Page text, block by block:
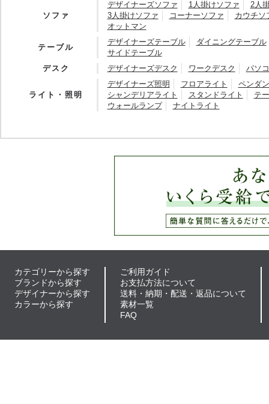
ソファ
デザイナーズソファ 1人掛けソファ
2人
3人掛けソファ
コーナーソファ
カウチソ
オットマン
テーブル
デザイナーズテーブル
ダイニングテーブル
サイドテーブル
デスク
デザイナーズデスク ワークデスク パソ
ライト・照明
デザイナーズ照明 フロアライト
ペンダ
シャンデリアライト
スタンドライト
テ
ウォールランプ
ナイトライト
カテゴリーから探す
ブランドから探す
デザイナーから探す
カラーから探す
ご利用ガイド
お支払方法について
送料・納期・配送・返品について
素材一覧
FAQ